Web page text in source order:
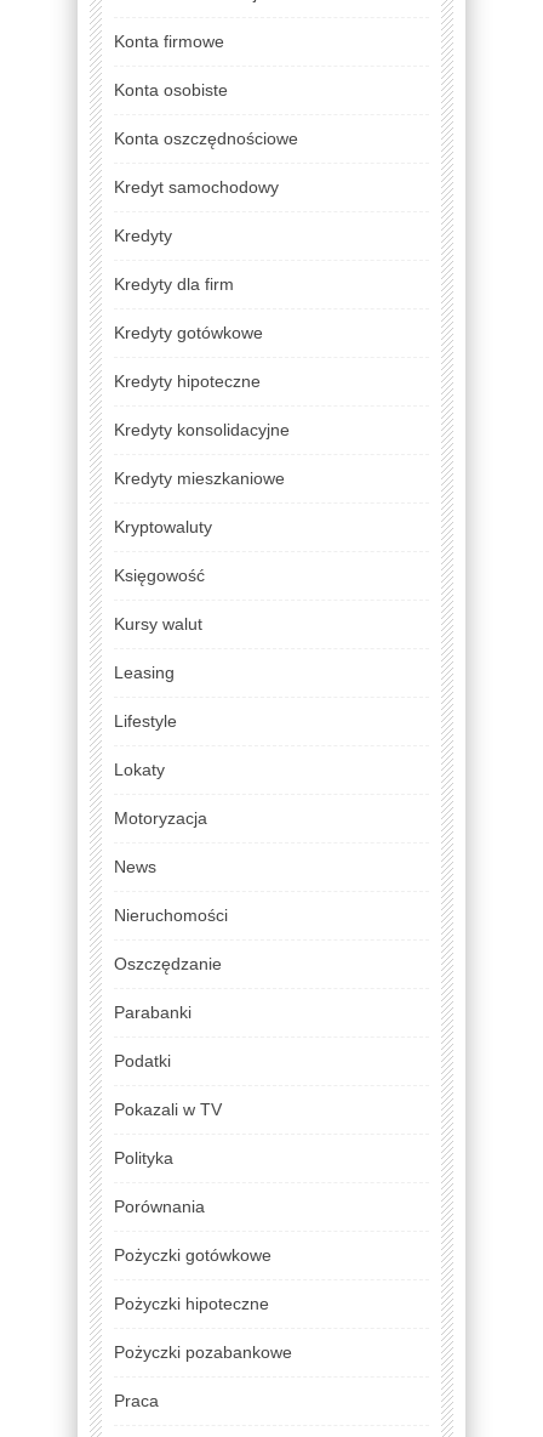
Konta firmowe
Konta osobiste
Konta oszczędnościowe
Kredyt samochodowy
Kredyty
Kredyty dla firm
Kredyty gotówkowe
Kredyty hipoteczne
Kredyty konsolidacyjne
Kredyty mieszkaniowe
Kryptowaluty
Księgowość
Kursy walut
Leasing
Lifestyle
Lokaty
Motoryzacja
News
Nieruchomości
Oszczędzanie
Parabanki
Podatki
Pokazali w TV
Polityka
Porównania
Pożyczki gotówkowe
Pożyczki hipoteczne
Pożyczki pozabankowe
Praca